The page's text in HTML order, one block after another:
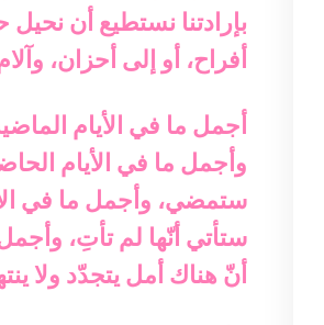
بإرادتنا نستطيع أن نحيل
أفراح، أو إلى أحزان،
أجمل ما في الأيام
وأجمل ما في الأيام
ستمضي، وأجمل ما في
ستأتي أنّها لم تأتِ،
أنّ هناك أمل يتجدّد ولا